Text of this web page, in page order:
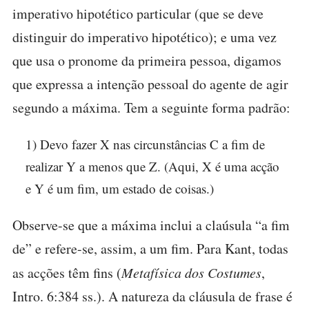
imperativo hipotético particular (que se deve
distinguir do imperativo hipotético); e uma vez
que usa o pronome da primeira pessoa, digamos
que expressa a intenção pessoal do agente de agir
segundo a máxima. Tem a seguinte forma padrão:
1) Devo fazer X nas circunstâncias C a fim de
realizar Y a menos que Z. (Aqui, X é uma acção
e Y é um fim, um estado de coisas.)
Observe-se que a máxima inclui a claúsula “a fim
de” e refere-se, assim, a um fim. Para Kant, todas
as acções têm fins (Metafísica dos Costumes,
Intro. 6:384 ss.). A natureza da cláusula de frase é